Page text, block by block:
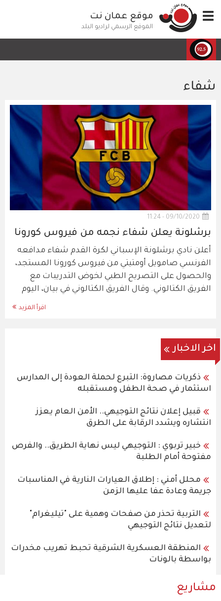
إلى
المحتوى
الرئيسي
Toggle
navigation
موقع عمان نت
الموقع الرسمي لراديو البلد
شفاء
09/10/2020 - 11:24
برشلونة يعلن شفاء نجمه من فيروس كورونا
أعلن نادي برشلونة الإسباني لكرة القدم شفاء مدافعه
الفرنسي صامويل أومتيتي من فيروس كورونا المستجد،
والحصول على التصريح الطبي لخوض التدريبات مع
الفريق الكتالوني. وقال الفريق الكتالوني في بيان، اليوم
اقرأ المزيد
اخر الاخبار
ذكريات مصاروة: التبرع لحملة العودة إلى المدارس
استثمار في صحة الطفل ومستقبله
قبيل إعلان نتائج التوجيهي.. الأمن العام يعزز
انتشاره ويشدد الرقابة على الطرق
خبير تربوي : التوجيهي ليس نهاية الطريق.. والفرص
مفتوحة أمام الطلبة
محلل أمني : إطلاق العيارات النارية في المناسبات
جريمة وعادة عفا عليها الزمن
التربية تحذر من صفحات وهمية على "تيليغرام"
لتعديل نتائج التوجيهي
المنطقة العسكرية الشرقية تحبط تهريب مخدرات
بواسطة بالونات
مشاريع